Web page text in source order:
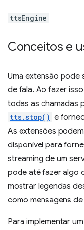
ttsEngine
Conceitos e
Uma extensão pode
de fala. Ao fazer
todas as chamadas
tts.stop() e
As extensões
disponível para
streaming de um
pode até fazer algo
mostrar legendas
como mensagens
Para implementar